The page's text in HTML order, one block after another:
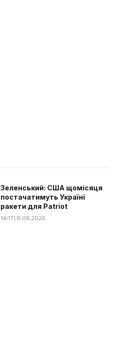
Зеленський: США щомісяця
постачатимуть Україні
ракети для Patriot
14:17 | 8.08.2026